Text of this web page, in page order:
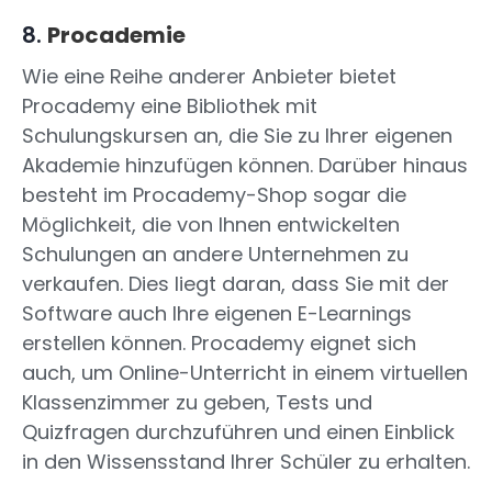
8. Procademie
Wie eine Reihe anderer Anbieter bietet
Procademy eine Bibliothek mit
Schulungskursen an, die Sie zu Ihrer eigenen
Akademie hinzufügen können. Darüber hinaus
besteht im Procademy-Shop sogar die
Möglichkeit, die von Ihnen entwickelten
Schulungen an andere Unternehmen zu
verkaufen. Dies liegt daran, dass Sie mit der
Software auch Ihre eigenen E-Learnings
erstellen können. Procademy eignet sich
auch, um Online-Unterricht in einem virtuellen
Klassenzimmer zu geben, Tests und
Quizfragen durchzuführen und einen Einblick
in den Wissensstand Ihrer Schüler zu erhalten.